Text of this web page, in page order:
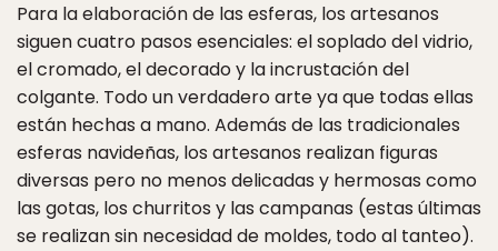
Para la elaboración de las esferas, los artesanos
siguen cuatro pasos esenciales: el soplado del vidrio,
el cromado, el decorado y la incrustación del
colgante. Todo un verdadero arte ya que todas ellas
están hechas a mano. Además de las tradicionales
esferas navideñas, los artesanos realizan figuras
diversas pero no menos delicadas y hermosas como
las gotas, los churritos y las campanas (estas últimas
se realizan sin necesidad de moldes, todo al tanteo).